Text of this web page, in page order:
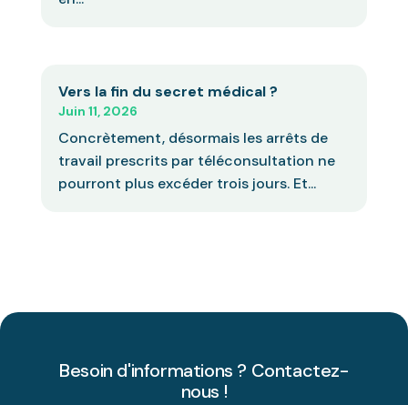
Vers la fin du secret médical ?
Juin 11, 2026
Concrètement, désormais les arrêts de
travail prescrits par téléconsultation ne
pourront plus excéder trois jours. Et...
Besoin d'informations ? Contactez-
nous !